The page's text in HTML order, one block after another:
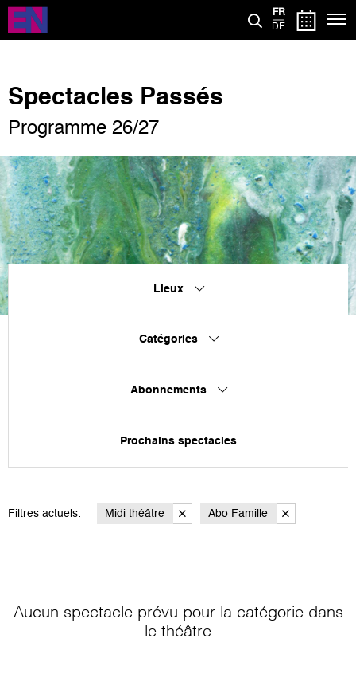
Aller
contenu
FR
DE
Spectacles Passés
Programme 26/27
Lieux
Catégories
Abonnements
Prochains spectacles
Filtres actuels: Midi théâtre Abo Famille
Aucun spectacle prévu pour la catégorie dans
le théâtre